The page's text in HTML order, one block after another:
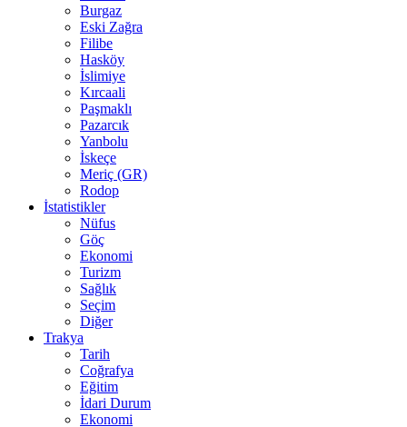
Burgaz
Eski Zağra
Filibe
Hasköy
İslimiye
Kırcaali
Paşmaklı
Pazarcık
Yanbolu
İskeçe
Meriç (GR)
Rodop
İstatistikler
Nüfus
Göç
Ekonomi
Turizm
Sağlık
Seçim
Diğer
Trakya
Tarih
Coğrafya
Eğitim
İdari Durum
Ekonomi